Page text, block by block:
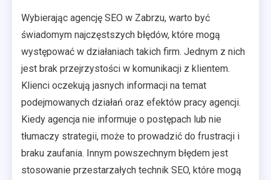
Wybierając agencję SEO w Zabrzu, warto być
świadomym najczęstszych błędów, które mogą
występować w działaniach takich firm. Jednym z nich
jest brak przejrzystości w komunikacji z klientem.
Klienci oczekują jasnych informacji na temat
podejmowanych działań oraz efektów pracy agencji.
Kiedy agencja nie informuje o postępach lub nie
tłumaczy strategii, może to prowadzić do frustracji i
braku zaufania. Innym powszechnym błędem jest
stosowanie przestarzałych technik SEO, które mogą